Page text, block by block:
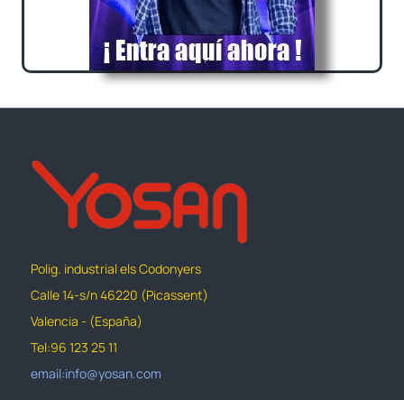
Polig. industrial els Codonyers
Calle 14-s/n 46220 (Picassent)
Valencia - (España)
Tel:96 123 25 11
email:info@yosan.com